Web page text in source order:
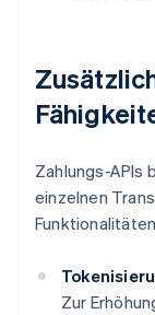
Zahlungs-APIs
einzelnen
Zur